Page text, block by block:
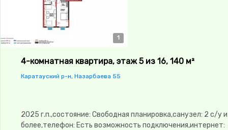
1
4-комнатная квартира, этаж 5 из 16, 140 м²
Каратауский р-н, Назарбаева 55
2025 г.п.,состояние: Свободная планировка,санузел: 2 с/у и
более,телефон: Есть возможность подключения,интернет: